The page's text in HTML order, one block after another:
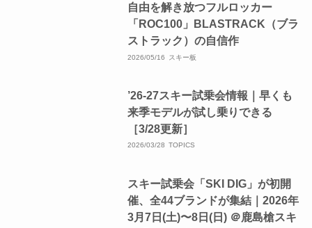
自由を解き放つフルロッカー
「ROC100」BLASTRACK（ブラ
ストラック）の自信作
2026/05/16 スキー板
’26-27スキー試乗会情報｜早くも
来季モデルが試し乗りできる
［3/28更新］
2026/03/28 TOPICS
スキー試乗会「SKI DIG」が初開
催、全44ブランドが集結｜2026年
3月7日(土)〜8日(日) ＠鹿島槍スキ